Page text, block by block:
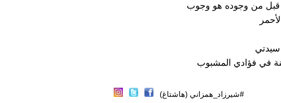
قبل من وجوده هو وجوب
سيدتي
في فؤادي المشبوب
#شيرزاد_همزاني (هاشتاغ)